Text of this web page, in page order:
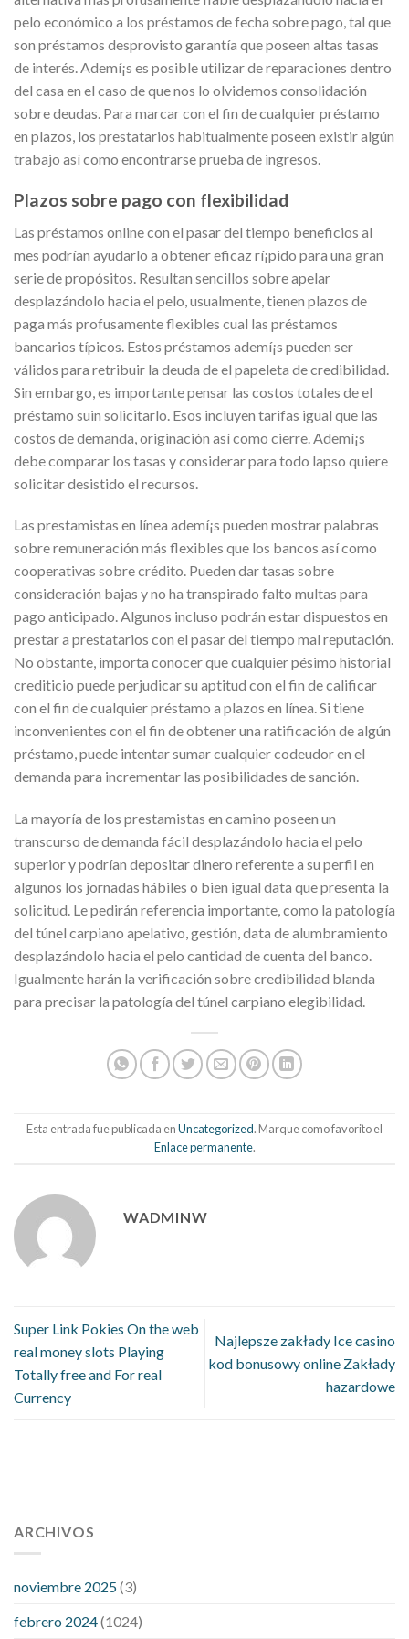
pelo económico a los préstamos de fecha sobre pago, tal que
son préstamos desprovisto garantía que poseen altas tasas
de interés. Ademí¡s es posible utilizar de reparaciones dentro
del casa en el caso de que nos lo olvidemos consolidación
sobre deudas. Para marcar con el fin de cualquier préstamo
en plazos, los prestatarios habitualmente poseen existir algún
trabajo así­ como encontrarse prueba de ingresos.
Plazos sobre pago con flexibilidad
Las préstamos online con el pasar del tiempo beneficios al
mes podrían ayudarlo a obtener eficaz rí¡pido para una gran
serie de propósitos. Resultan sencillos sobre apelar
desplazándolo hacia el pelo, usualmente, tienen plazos de
paga más profusamente flexibles cual las préstamos
bancarios tí­picos. Estos préstamos ademí¡s pueden ser
válidos para retribuir la deuda de el papeleta de credibilidad.
Sin embargo, es importante pensar las costos totales de el
préstamo suin solicitarlo. Esos incluyen tarifas igual que las
costos de demanda, originación así­ como cierre. Ademí¡s
debe comparar los tasas y considerar para todo lapso quiere
solicitar desistido el recursos.
Las prestamistas en línea ademí¡s pueden mostrar palabras
sobre remuneración más flexibles que los bancos así­ como
cooperativas sobre crédito. Pueden dar tasas sobre
consideración bajas y no ha transpirado falto multas para
pago anticipado. Algunos incluso podrán estar dispuestos en
prestar a prestatarios con el pasar del tiempo mal reputación.
No obstante, importa conocer que cualquier pésimo historial
crediticio puede perjudicar su aptitud con el fin de calificar
con el fin de cualquier préstamo a plazos en línea. Si tiene
inconvenientes con el fin de obtener una ratificación de algún
préstamo, puede intentar sumar cualquier codeudor en el
demanda para incrementar las posibilidades de sanción.
La mayoría de los prestamistas en camino poseen un
transcurso de demanda fácil desplazándolo hacia el pelo
superior y podrían depositar dinero referente a su perfil en
algunos los jornadas hábiles o bien igual data que presenta la
solicitud. Le pedirán referencia importante, como la patologí­a
del túnel carpiano apelativo, gestión, data de alumbramiento
desplazándolo hacia el pelo cantidad de cuenta del banco.
Igualmente harán la verificación sobre credibilidad blanda
para precisar la patologí­a del túnel carpiano elegibilidad.
Esta entrada fue publicada enUncategorized. Marque como favorito el
Enlace permanente.
WADMINW
Super Link Pokies On the web
real money slots Playing
Totally free and For real
Currency
Najlepsze zakłady Ice casino
kod bonusowy online Zakłady
hazardowe
pressure 112 50
fitness trackers monitor blood pressure
high low number blood pressure
200 mg labetalol lower blood pressure
ARCHIVOS
noviembre 2025(3)
febrero 2024(1024)